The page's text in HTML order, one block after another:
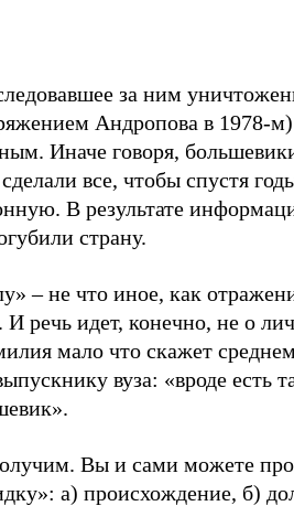
за ним
Андропова в 1978-м)
Иначе говоря,
все, чтобы спустя
В результате
страну.
– не что иное, как
речь идет, конечно, не о
мало что скажет
вуза: «вроде есть
Вы и сами можете
а) происхождение, б)